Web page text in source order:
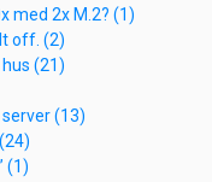
med 2x M.2? (1)
off. (2)
(21)
(13)
(1)